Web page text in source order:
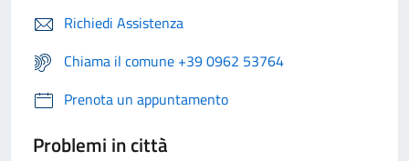
Richiedi Assistenza
Chiama il comune +39 0962 53764
Prenota un appuntamento
Problemi in città